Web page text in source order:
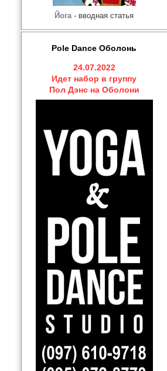
Йога - вводная статья
Pole Dance Оболонь
24.07.2022
Идет набор в группу
Пол Дэнс на Оболони